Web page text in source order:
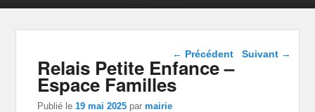
Navigation dans les
← Précédent Suivant →
Relais Petite Enfance –
Espace Familles
Publié le19 mai 2025 parmairie